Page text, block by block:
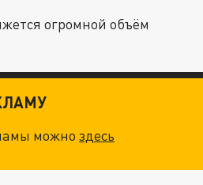
огромной объём
можноздесь